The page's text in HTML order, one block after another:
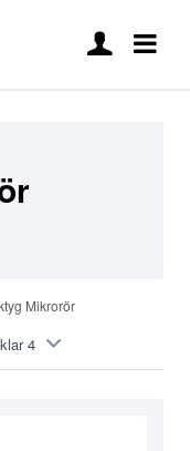
Mikrorör
4